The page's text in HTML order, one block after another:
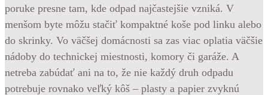
poruke presne tam, kde odpad najčastejšie vzniká. V
menšom byte môžu stačiť kompaktné koše pod linku alebo
do skrinky. Vo väčšej domácnosti sa zas viac oplatia väčšie
nádoby do technickej miestnosti, komory či garáže. A
netreba zabúdať ani na to, že nie každý druh odpadu
potrebuje rovnako veľký kôš – plasty a papier zvyknú